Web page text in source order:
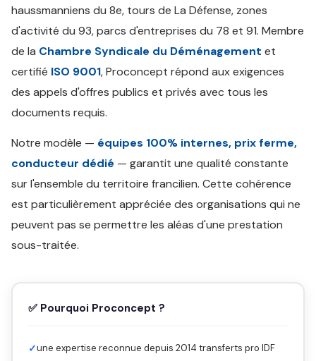
haussmanniens du 8e, tours de La Défense, zones
d'activité du 93, parcs d'entreprises du 78 et 91. Membre
de la Chambre Syndicale du Déménagement et
certifié ISO 9001, Proconcept répond aux exigences
des appels d'offres publics et privés avec tous les
documents requis.
Notre modèle — équipes 100% internes, prix ferme,
conducteur dédié — garantit une qualité constante
sur l'ensemble du territoire francilien. Cette cohérence
est particulièrement appréciée des organisations qui ne
peuvent pas se permettre les aléas d'une prestation
sous-traitée.
✅ Pourquoi Proconcept ?
✓une expertise reconnue depuis 2014 transferts pro IDF